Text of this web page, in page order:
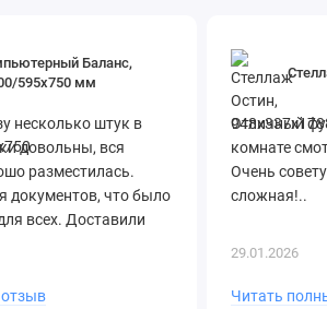
Баланс,
595х750 мм
несколько штук в
довольны, вся
разместилась.
документов, что было
всех. Доставили
Отличный
комнате
Очень
сложная!..
29.01.2026
Читать